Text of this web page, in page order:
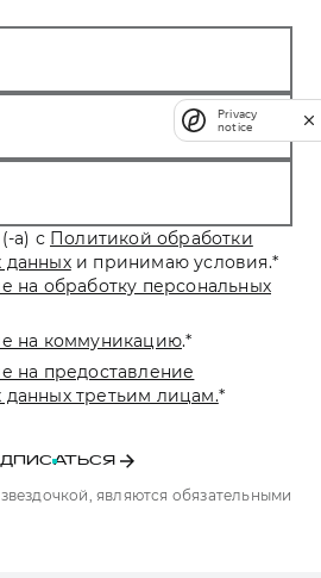
а) с Политикой обработки
данных и принимаю условия.*
на обработку персональных
на коммуникацию.*
на предоставление
данных третьим лицам.*
являются обязательными
Privacy
notice